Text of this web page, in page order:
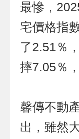
最慘，
宅價格指
了2.51％
摔7.05％
馨傳不動
出，雖然